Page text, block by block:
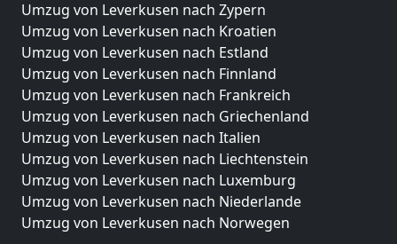
Umzug von Leverkusen nach Zypern
Umzug von Leverkusen nach Kroatien
Umzug von Leverkusen nach Estland
Umzug von Leverkusen nach Finnland
Umzug von Leverkusen nach Frankreich
Umzug von Leverkusen nach Griechenland
Umzug von Leverkusen nach Italien
Umzug von Leverkusen nach Liechtenstein
Umzug von Leverkusen nach Luxemburg
Umzug von Leverkusen nach Niederlande
Umzug von Leverkusen nach Norwegen